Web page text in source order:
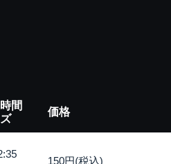
間
価格
150円(税込)